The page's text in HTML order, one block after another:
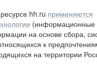
hh.ru применяются
(информационные
на основе сбора,
к
на территории